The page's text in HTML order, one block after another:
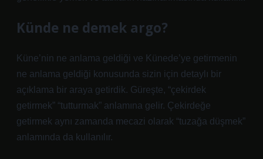
Künde ne demek argo?
Küne’nin ne anlama geldiği ve Künede’ye getirmenin
ne anlama geldiği konusunda sizin için detaylı bir
açıklama bir araya getirdik. Güreşte, “çekirdek
getirmek” “tutturmak” anlamına gelir. Çekirdeğe
getirmek aynı zamanda mecazi olarak “tuzağa düşmek”
anlamında da kullanılır.